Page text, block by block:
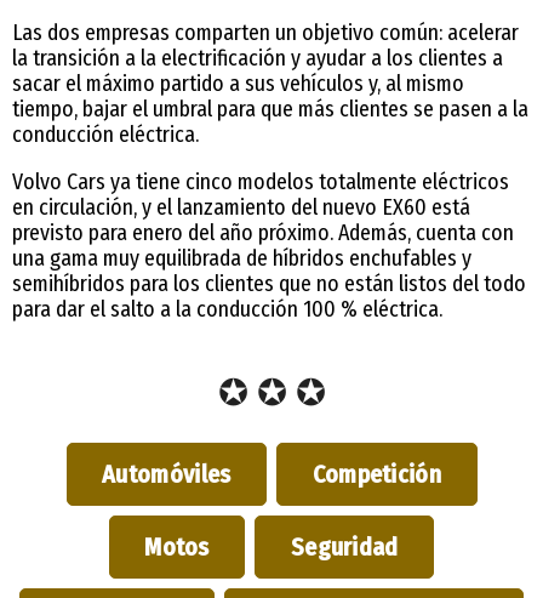
Las dos empresas comparten un objetivo común: acelerar
la transición a la electrificación y ayudar a los clientes a
sacar el máximo partido a sus vehículos y, al mismo
tiempo, bajar el umbral para que más clientes se pasen a la
conducción eléctrica.
Volvo Cars ya tiene cinco modelos totalmente eléctricos
en circulación, y el lanzamiento del nuevo EX60 está
previsto para enero del año próximo. Además, cuenta con
una gama muy equilibrada de híbridos enchufables y
semihíbridos para los clientes que no están listos del todo
para dar el salto a la conducción 100 % eléctrica.
✪ ✪ ✪
Automóviles Competición
Motos Seguridad